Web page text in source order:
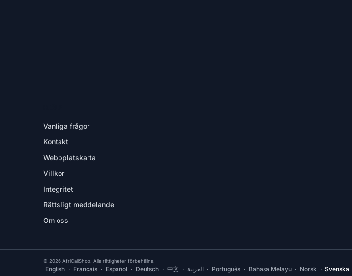
Vanliga frågor
Kontakt
Webbplatskarta
Villkor
Integritet
Rättsligt meddelande
Om oss
© 2026 AfriCallShop. Alla rättigheter förbehållna.
English · Français · Español · Deutsch · 中文 · العربية · Português · Bahasa Melayu · Norsk · Svenska